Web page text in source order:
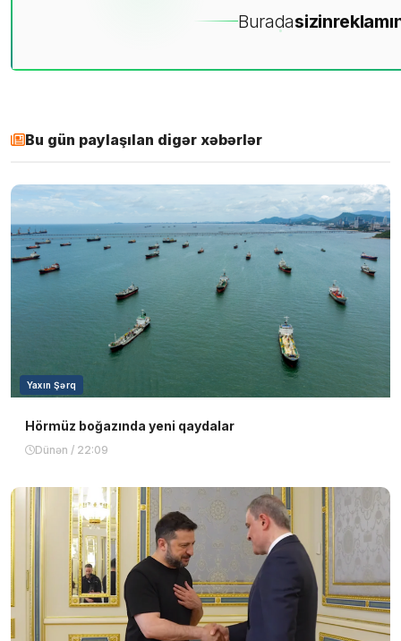
Buradasizin
Bu gün paylaşılan digər xəbərlər
Yaxın Şərq
Hörmüz boğazında yeni qaydalar
Dünən / 22:09